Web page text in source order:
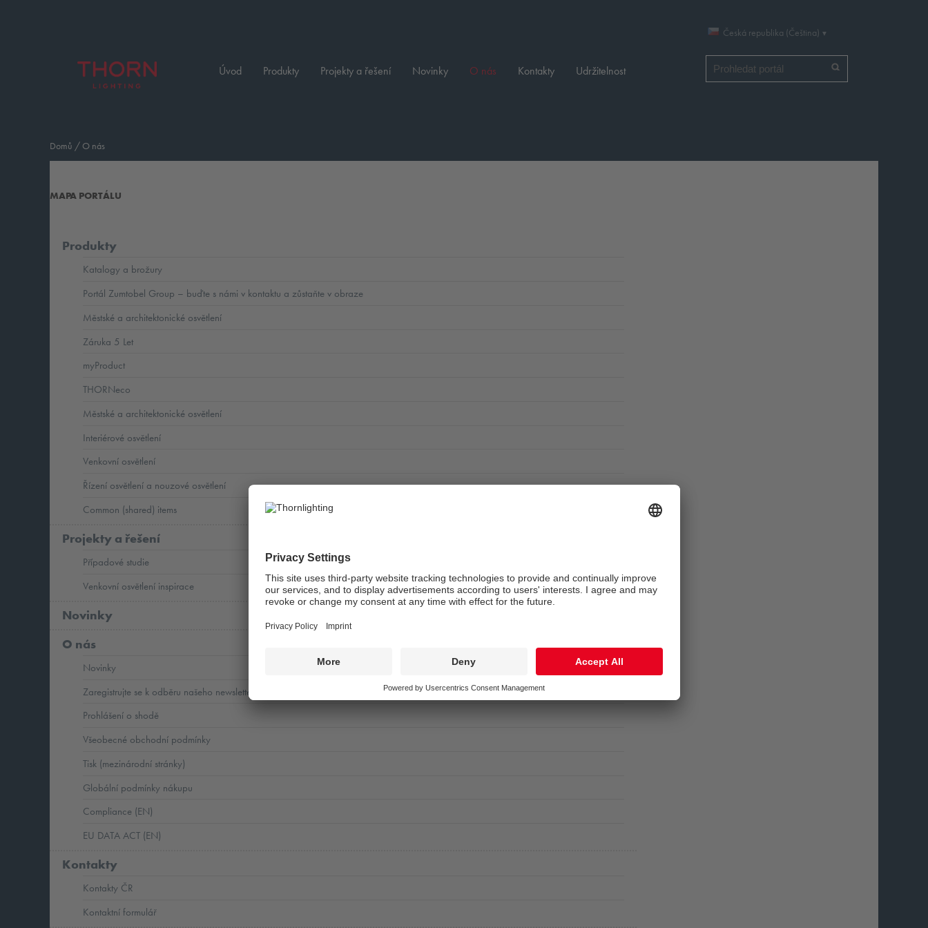
Česká republika (Čeština)
Úvod Produkty Projekty a řešení Novinky O nás Kontakty Udržitelnost
Domů / O nás
MAPA PORTÁLU
Produkty
Katalogy a brožury
Portál Zumtobel Group – buďte s námi v kontaktu a zůstaňte v obraze
Městské a architektonické osvětlení
Záruka 5 Let
myProduct
THORNeco
Městské a architektonické osvětlení
Interiérové osvětlení
Venkovní osvětlení
Řízení osvětlení a nouzové osvětlení
Common (shared) items
Projekty a řešení
Případové studie
Venkovní osvětlení inspirace
Novinky
O nás
Novinky
Zaregistrujte se k odběru našeho newsletteru
Prohlášení o shodě
Všeobecné obchodní podmínky
Tisk (mezinárodní stránky)
Globální podmínky nákupu
Compliance (EN)
EU DATA ACT (EN)
Kontakty
Kontakty ČR
Kontaktní formulář